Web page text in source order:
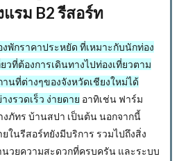
แรม B2 รีสอร์ท
งพักราคาประหยัด ที่เหมาะกับนักท่อง
ยวที่ต้องการเดินทางไปท่องเที่ยวตาม
านที่ต่างๆของจังหวัดเชียงใหม่ได้
างรวดเร็ว ง่ายดาย อาทิเช่น ฟาร์ม
งภัทร บ้านสปา เป็นต้น นอกจากนี้
ยในรีสอร์ทยังมีบริการ รวมไปถึงสิ่ง
นวยความสะดวกที่ครบครัน และระบบ